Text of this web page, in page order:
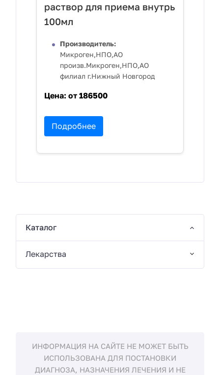
раствор для приема внутрь
100мл
Производитель:
Микроген,НПО,АО
произв.Микроген,НПО,АО
филиал г.Нижный Новгород
Цена: от 186500
Подробнее
Каталог
Лекарства
ИНФОРМАЦИЯ НА САЙТЕ НЕ МОЖЕТ БЫТЬ
ИСПОЛЬЗОВАНА ДЛЯ ПОСТАНОВКИ
ДИАГНОЗА, НАЗНАЧЕНИЯ ЛЕЧЕНИЯ И НЕ